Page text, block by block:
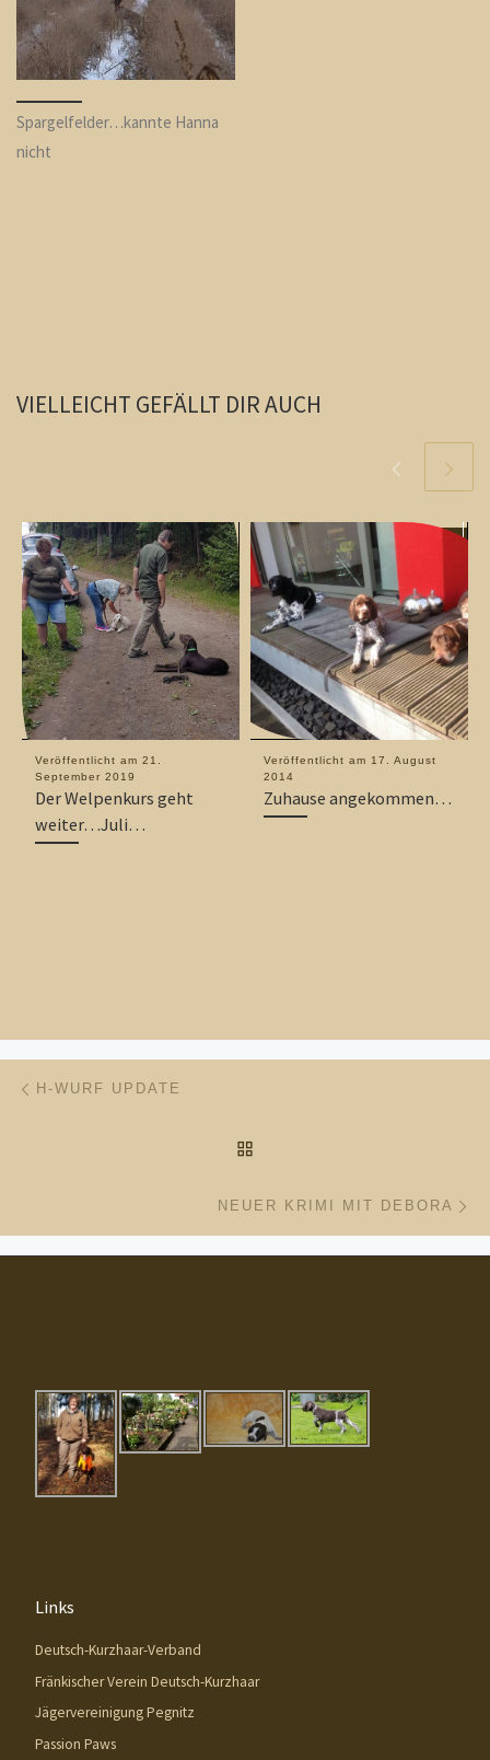
Spargelfelder…kannte Hanna
nicht
VIELLEICHT GEFÄLLT DIR AUCH
Veröffentlicht am 21.
September 2019
Der Welpenkurs geht
weiter…Juli…
Veröffentlicht am 17. August
2014
Zuhause angekommen…
Beitragsnavigation
H-WURF UPDATE
NEUER KRIMI MIT DEBORA
Links
Deutsch-Kurzhaar-Verband
Fränkischer Verein Deutsch-Kurzhaar
Jägervereinigung Pegnitz
Passion Paws